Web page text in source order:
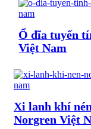
Ổ đĩa tuyến
Việt Nam
Xi lanh khí
Norgren Việt